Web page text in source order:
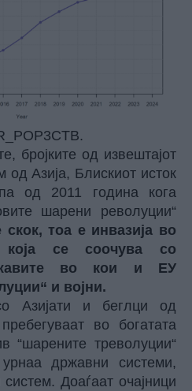
бројките од извештајот
од Азија, Блискиот исток
од 2011 година кога
шарени револуции“
тоа е инвазија во
која се соочува со
во кои и ЕУ
и војни.
Азијати и беглци од
во богатата
“шарените треволуции“
државни системи,
Доаѓаат очајници